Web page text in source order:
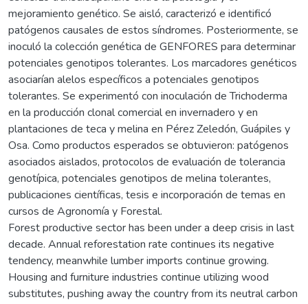
mejoramiento genético. Se aisló, caracterizó e identificó
patógenos causales de estos síndromes. Posteriormente, se
inoculó la colección genética de GENFORES para determinar
potenciales genotipos tolerantes. Los marcadores genéticos
asociarían alelos específicos a potenciales genotipos
tolerantes. Se experimentó con inoculación de Trichoderma
en la producción clonal comercial en invernadero y en
plantaciones de teca y melina en Pérez Zeledón, Guápiles y
Osa. Como productos esperados se obtuvieron: patógenos
asociados aislados, protocolos de evaluación de tolerancia
genotípica, potenciales genotipos de melina tolerantes,
publicaciones científicas, tesis e incorporación de temas en
cursos de Agronomía y Forestal.
Forest productive sector has been under a deep crisis in last
decade. Annual reforestation rate continues its negative
tendency, meanwhile lumber imports continue growing.
Housing and furniture industries continue utilizing wood
substitutes, pushing away the country from its neutral carbon